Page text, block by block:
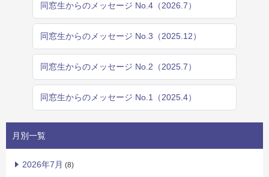
同窓生からのメッセージ No.4（2026.7）
同窓生からのメッセージ No.3（2025.12）
同窓生からのメッセージ No.2（2025.7）
同窓生からのメッセージ No.1（2025.4）
月別一覧
2026年7月 (8)